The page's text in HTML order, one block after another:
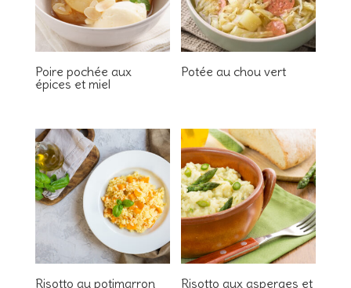
Poire pochée aux
épices et miel
Potée au chou vert
Risotto au potimarron
Risotto aux asperges et